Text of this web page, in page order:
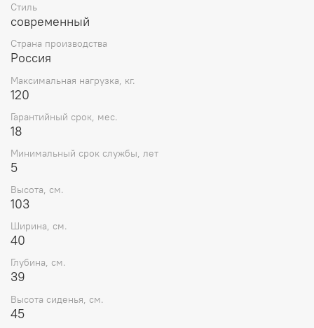
Стиль
современный
Страна производства
Россия
Максимальная нагрузка, кг.
120
Гарантийный срок, мес.
18
Минимальный срок службы, лет
5
Высота, см.
103
Ширина, см.
40
Глубина, см.
39
Высота сиденья, см.
45